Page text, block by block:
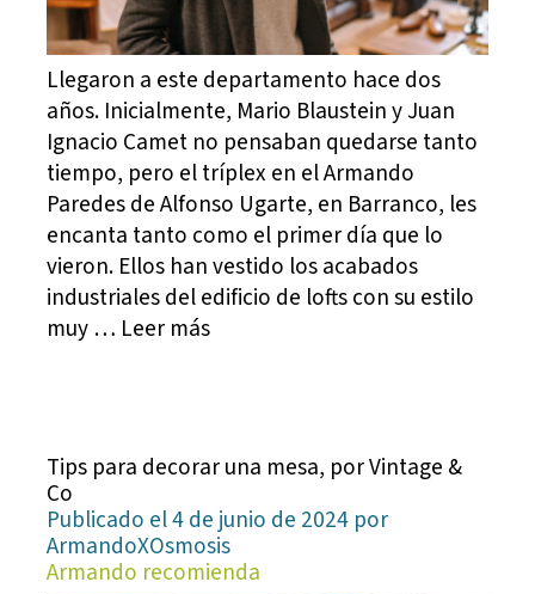
Llegaron a este departamento hace dos
años. Inicialmente, Mario Blaustein y Juan
Ignacio Camet no pensaban quedarse tanto
tiempo, pero el tríplex en el Armando
Paredes de Alfonso Ugarte, en Barranco, les
encanta tanto como el primer día que lo
vieron. Ellos han vestido los acabados
industriales del edificio de lofts con su estilo
muy … Leer más
Tips para decorar una mesa, por Vintage &
Co
Publicado el 4 de junio de 2024 por
ArmandoXOsmosis
Armando recomienda